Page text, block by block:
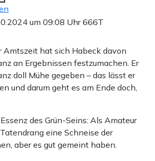
um 09:08 Uhr666T
Amtszeit hat sich Habeck davon
an Ergebnissen festzumachen. Er
doll Mühe gegeben – das lässt er
und darum geht es am Ende doch,
des Grün-Seins: Als Amateur
eine Schneise der
aber es gut gemeint haben.